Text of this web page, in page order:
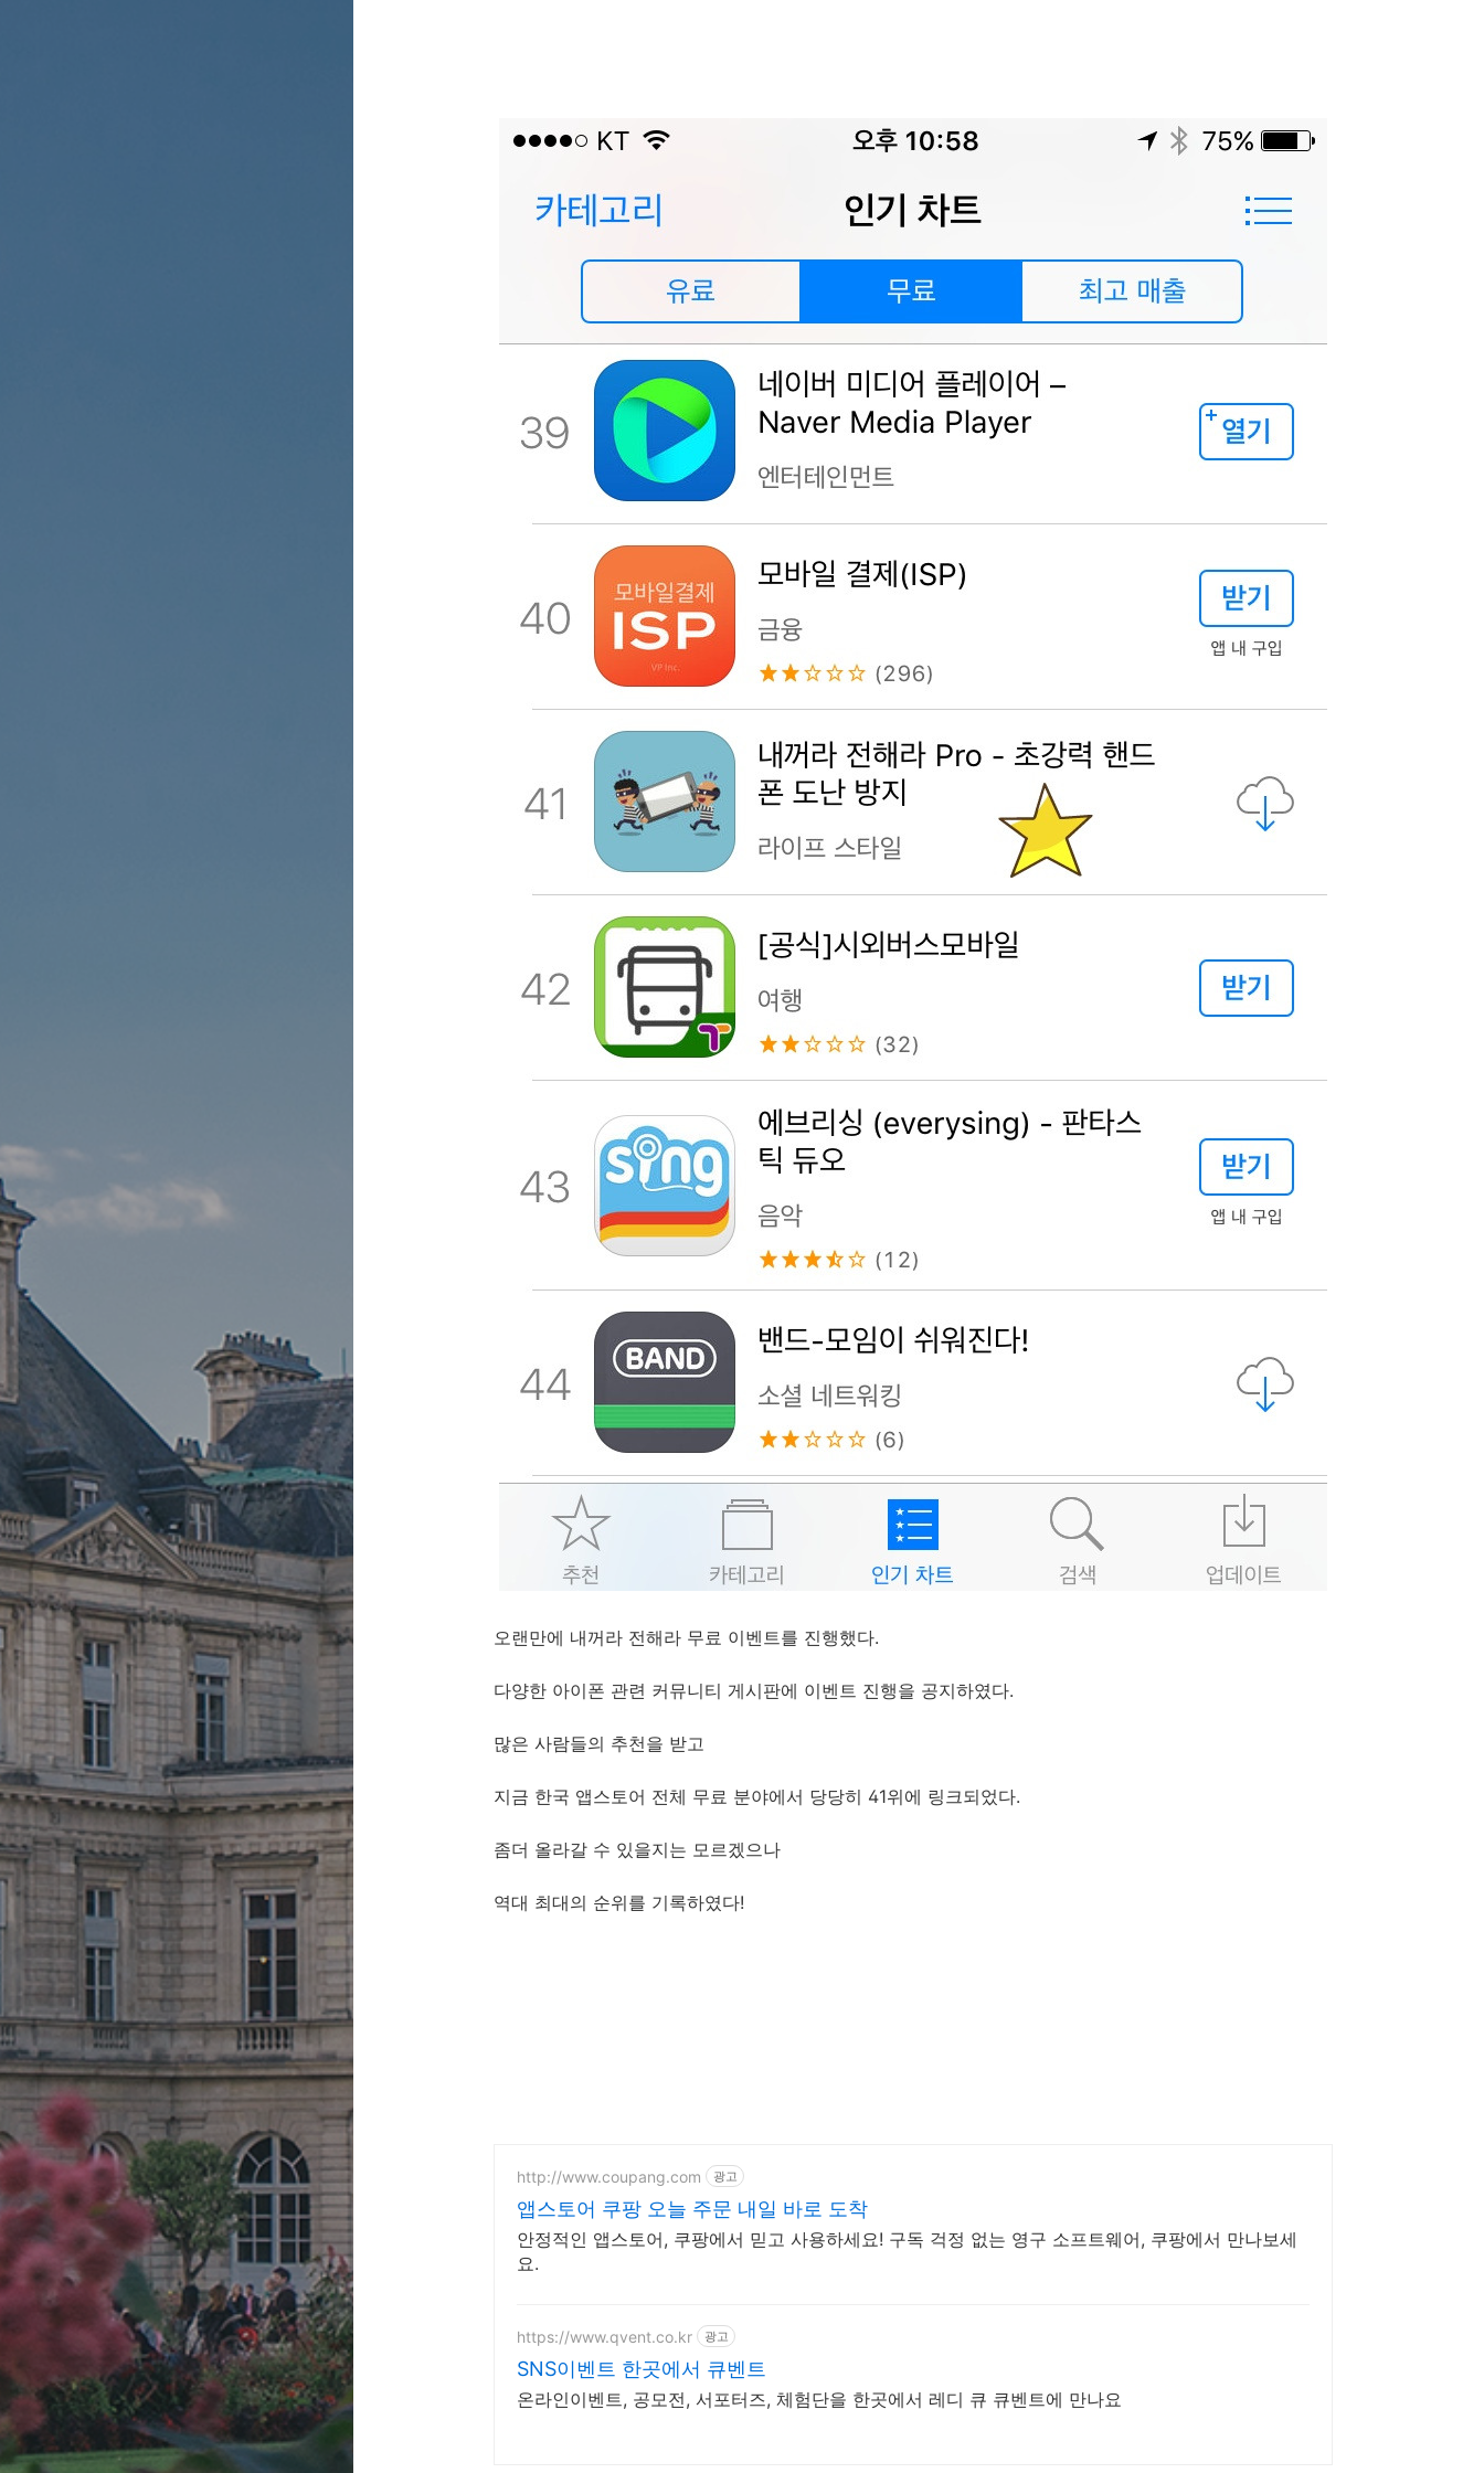
오랜만에 내꺼라 전해라 무료 이벤트를 진행했다.
다양한 아이폰 관련 커뮤니티 게시판에 이벤트 진행을 공지하였다.
많은 사람들의 추천을 받고
지금 한국 앱스토어 전체 무료 분야에서 당당히 41위에 링크되었다.
좀더 올라갈 수 있을지는 모르겠으나
역대 최대의 순위를 기록하였다!
http://www.coupang.com 광고
앱스토어 쿠팡 오늘 주문 내일 바로 도착
안정적인 앱스토어, 쿠팡에서 믿고 사용하세요! 구독 걱정 없는 영구 소프트웨어, 쿠팡에서 만나보세
요.
https://www.qvent.co.kr 광고
SNS이벤트 한곳에서 큐벤트
온라인이벤트, 공모전, 서포터즈, 체험단을 한곳에서 레디 큐 큐벤트에 만나요